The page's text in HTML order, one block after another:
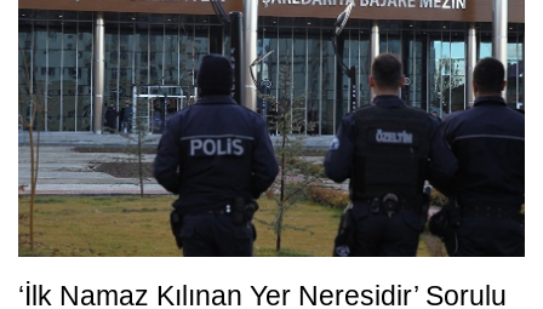
‘İlk Namaz Kılınan Yer Neresidir’ Sorulu